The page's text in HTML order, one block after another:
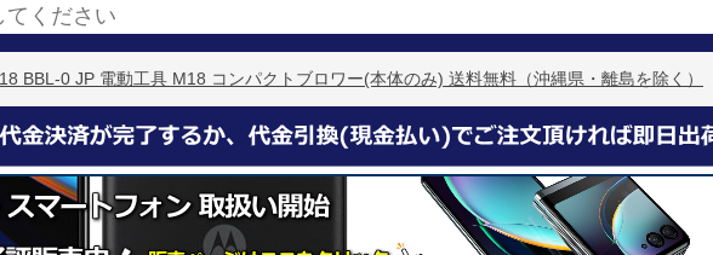
BBL-0 JP 電動工具 M18 コンパクトブロワー(本体のみ) 送料無料（沖縄県・離島を除く）